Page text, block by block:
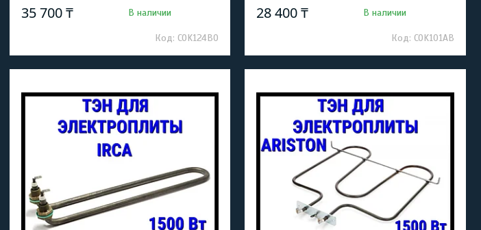
35 700 ₸ В наличии
COK124BO
28 400 ₸ В наличии
COK101AB